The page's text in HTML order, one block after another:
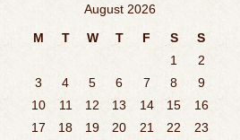
August 2026
M
T W T F S
S
1
2
3
4 5 6 7 8
9
10
11 12 13 14 15
16
17
18 19 20 21 22 23